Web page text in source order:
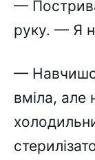
—
руку. — Я
—
вміла, але